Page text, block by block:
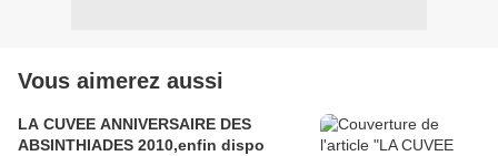
Vous aimerez aussi
LA CUVEE ANNIVERSAIRE DES
ABSINTHIADES 2010,enfin dispo